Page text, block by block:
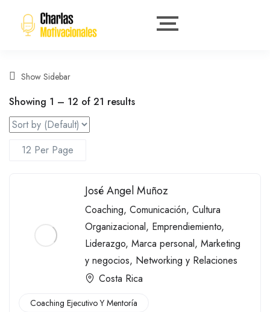
Show Sidebar
Showing 1 – 12 of 21 results
José Angel Muñoz
Coaching, Comunicación, Cultura
Organizacional, Emprendiemiento,
Liderazgo, Marca personal, Marketing
y negocios, Networking y Relaciones
Costa Rica
Coaching Ejecutivo Y Mentoría